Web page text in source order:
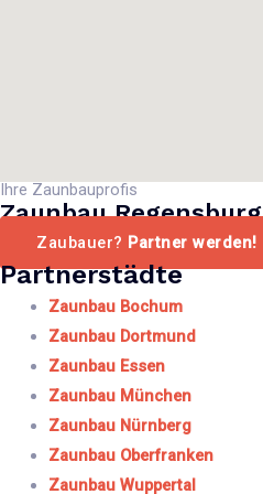
Ihre Zaunbauprofis
Zaunbau Regensburg
Zaubauer? Partner werden!
Partnerstädte
Zaunbau Bochum
Zaunbau Dortmund
Zaunbau Essen
Zaunbau München
Zaunbau Nürnberg
Zaunbau Oberfranken
Zaunbau Wuppertal